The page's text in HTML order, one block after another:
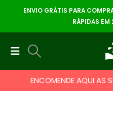
ENVIO GRÁTIS PARA
RÁPIDAS
ENCOMENDE AQUI AS